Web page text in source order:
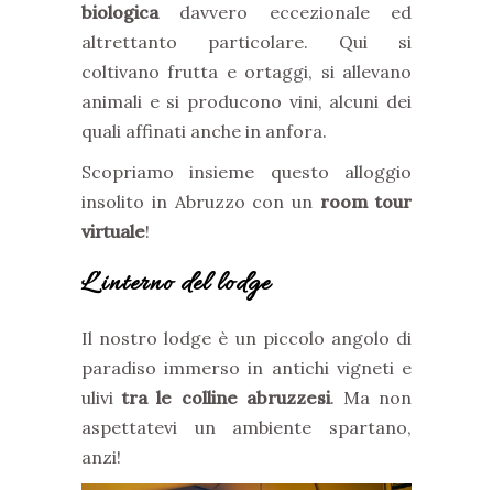
biologicadavvero eccezionale ed
altrettanto particolare. Qui si
coltivano frutta e ortaggi, si allevano
animali e si producono vini, alcuni dei
quali affinati anche in anfora.
Scopriamo insieme questo alloggio
insolito in Abruzzo con un room tour
virtuale!
L’interno del lodge
Il nostro lodge è un piccolo angolo di
paradiso immerso in antichi vigneti e
ulivitra le colline abruzzesi. Ma non
aspettatevi un ambiente spartano,
anzi!